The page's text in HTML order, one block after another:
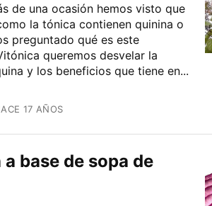
de una ocasión hemos visto que
la tónica contienen quinina o
preguntado qué es este
queremos desvelar la
y los beneficios que tiene en...
17 AÑOS
base de sopa de